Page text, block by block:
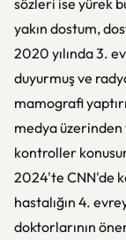
sözleri ise yürek
yakın dostum,
2020 yılında 3.
duyurmuş ve
mamografi
medya üzerinden
kontroller
2024'te CNN'de
hastalığın 4.
doktorlarının